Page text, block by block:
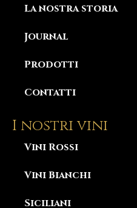
La nostra storia
Journal
Prodotti
Contatti
I nostri vini
Vini Rossi
Vini Bianchi
Siciliani